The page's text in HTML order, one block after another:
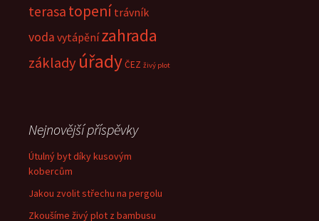
terasa topení trávník
voda vytápění zahrada
základyúřadyČEZ živý plot
Nejnovější příspěvky
Útulný byt díky kusovým
kobercům
Jakou zvolit střechu na pergolu
Zkoušíme živý plot z bambusu